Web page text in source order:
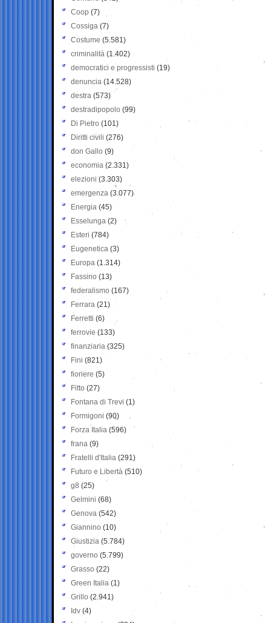
Coop (7)
Cossiga (7)
Costume (5.581)
criminalità (1.402)
democratici e progressisti (19)
denuncia (14.528)
destra (573)
destradipopolo (99)
Di Pietro (101)
Diritti civili (276)
don Gallo (9)
economia (2.331)
elezioni (3.303)
emergenza (3.077)
Energia (45)
Esselunga (2)
Esteri (784)
Eugenetica (3)
Europa (1.314)
Fassino (13)
federalismo (167)
Ferrara (21)
Ferretti (6)
ferrovie (133)
finanziaria (325)
Fini (821)
fioriere (5)
Fitto (27)
Fontana di Trevi (1)
Formigoni (90)
Forza Italia (596)
frana (9)
Fratelli d'Italia (291)
Futuro e Libertà (510)
g8 (25)
Gelmini (68)
Genova (542)
Giannino (10)
Giustizia (5.784)
governo (5.799)
Grasso (22)
Green Italia (1)
Grillo (2.941)
Idv (4)